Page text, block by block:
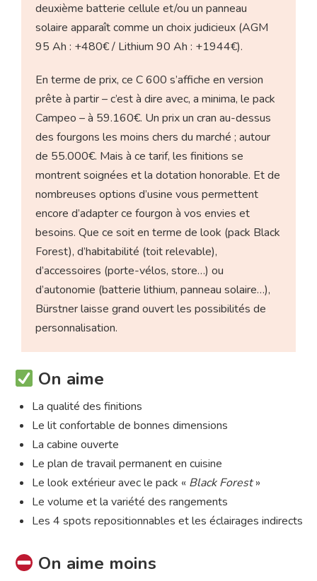
deuxième batterie cellule et/ou un panneau
solaire apparaît comme un choix judicieux (AGM
95 Ah : +480€ / Lithium 90 Ah : +1944€).
En terme de prix, ce C 600 s’affiche en version
prête à partir – c’est à dire avec, a minima, le pack
Campeo – à 59.160€. Un prix un cran au-dessus
des fourgons les moins chers du marché ; autour
de 55.000€. Mais à ce tarif, les finitions se
montrent soignées et la dotation honorable. Et de
nombreuses options d’usine vous permettent
encore d’adapter ce fourgon à vos envies et
besoins. Que ce soit en terme de look (pack Black
Forest), d’habitabilité (toit relevable),
d’accessoires (porte-vélos, store…) ou
d’autonomie (batterie lithium, panneau solaire…),
Bürstner laisse grand ouvert les possibilités de
personnalisation.
On aime
La qualité des finitions
Le lit confortable de bonnes dimensions
La cabine ouverte
Le plan de travail permanent en cuisine
Le look extérieur avec le pack « Black Forest»
Le volume et la variété des rangements
Les 4 spots repositionnables et les éclairages indirects
On aime moins